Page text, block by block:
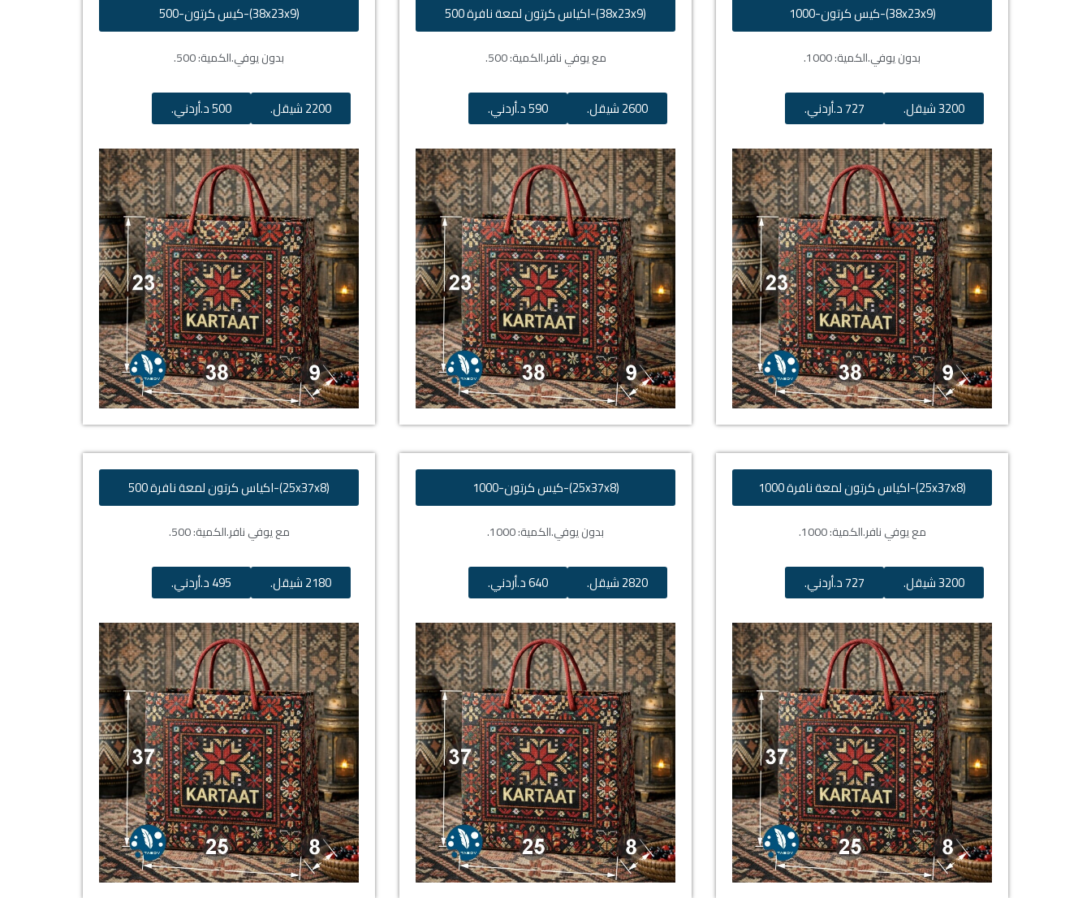
(38x23x9)-كيس كرتون-1000
بدون يوفي.الكمية: 1000.
3200 شيقل. 727 د.أردني.
(38x23x9)-اكياس كرتون لمعة نافرة 500
مع يوفي نافر.الكمية: 500.
2600 شيقل. 590 د.أردني.
(38x23x9)-كيس كرتون-500
بدون يوفي.الكمية: 500.
2200 شيقل. 500 د.أردني.
(25x37x8)-اكياس كرتون لمعة نافرة 1000
مع يوفي نافر.الكمية: 1000.
3200 شيقل. 727 د.أردني.
(25x37x8)-كيس كرتون-1000
بدون يوفي.الكمية: 1000.
2820 شيقل. 640 د.أردني.
(25x37x8)-اكياس كرتون لمعة نافرة 500
مع يوفي نافر.الكمية: 500.
2180 شيقل. 495 د.أردني.